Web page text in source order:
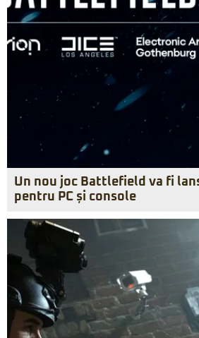
Un nou joc Battlefield va fi
pentru PC și console